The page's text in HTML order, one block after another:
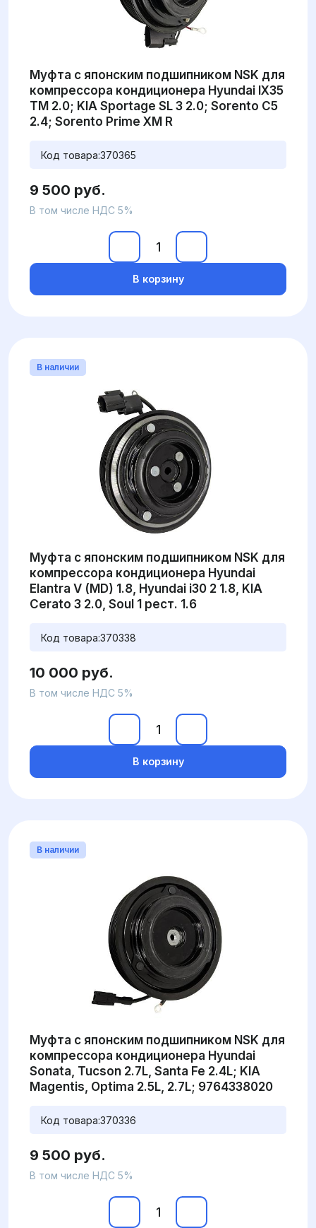
Муфта с японским подшипником NSK для
компрессора кондиционера Hyundai IX35
TM 2.0; KIA Sportage SL 3 2.0; Sorento C5
2.4; Sorento Prime XM R
Код товара:370365
9 500 руб.
В том числе НДС 5%
В корзину
В наличии
Муфта с японским подшипником NSK для
компрессора кондиционера Hyundai
Elantra V (MD) 1.8, Hyundai i30 2 1.8, KIA
Cerato 3 2.0, Soul 1 рест. 1.6
Код товара:370338
10 000 руб.
В том числе НДС 5%
В корзину
В наличии
Муфта с японским подшипником NSK для
компрессора кондиционера Hyundai
Sonata, Tucson 2.7L, Santa Fe 2.4L; KIA
Magentis, Optima 2.5L, 2.7L; 9764338020
Код товара:370336
9 500 руб.
В том числе НДС 5%